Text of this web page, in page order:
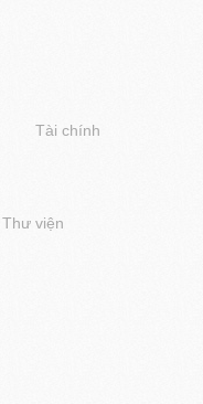
Tài chính
Thư viện